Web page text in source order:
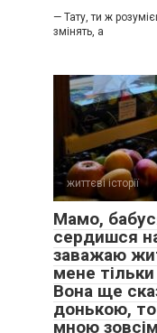
— Тату, ти ж
змінять, а
життєві історії
Мамо,
сердишся
заважаю
мене
Вона ще
донькою, то
мною